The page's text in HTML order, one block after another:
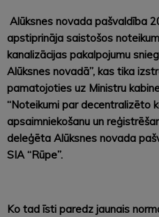
Alūksnes novada pašvaldība
apstiprināja saistošos
kanalizācijas pakalpojumu
Alūksnes novadā”, kas tika
pamatojoties uz Ministru
“Noteikumi par decentralizēto
apsaimniekošanu un
deleģēta Alūksnes novada
SIA “Rūpe”.
Ko tad īsti paredz jaunais